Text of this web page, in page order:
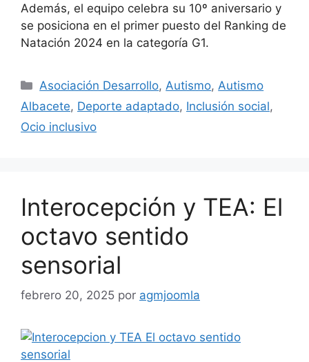
Además, el equipo celebra su 10º aniversario y
se posiciona en el primer puesto del Ranking de
Natación 2024 en la categoría G1.
Asociación Desarrollo, Autismo, Autismo
Albacete, Deporte adaptado, Inclusión social,
Ocio inclusivo
Interocepción y TEA: El
octavo sentido
sensorial
febrero 20, 2025 por agmjoomla